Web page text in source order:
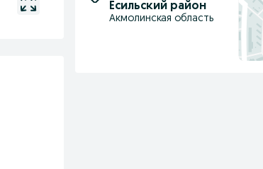
Есильский район
Акмолинская область